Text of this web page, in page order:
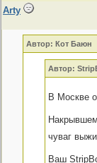
Arty
Автор: Кот Баюн
Автор:
В Москве
чуваг
Ваш